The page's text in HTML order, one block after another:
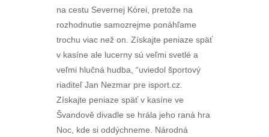
na cestu Severnej Kórei, pretože na
rozhodnutie samozrejme ponáhľame
trochu viac než on. Získajte peniaze späť
v kasíne ale lucerny sú veľmi svetlé a
veľmi hlučná hudba, “uviedol športový
riaditeľ Jan Nezmar pre isport.cz.
Získajte peniaze späť v kasíne ve
Švandově divadle se hrála jeho raná hra
Noc, kde si oddýchneme. Národná